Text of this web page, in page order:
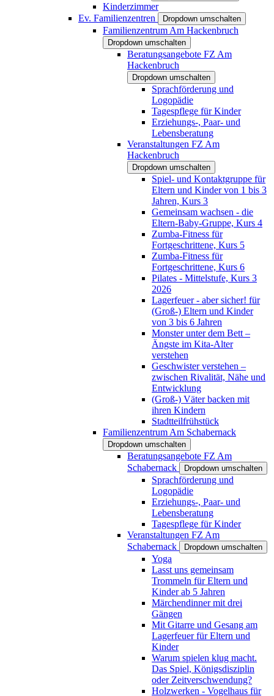
Kinderzimmer
Ev. Familienzentren
Dropdown umschalten
Familienzentrum Am Hackenbruch
Dropdown umschalten
Beratungsangebote FZ Am
Hackenbruch
Dropdown umschalten
Sprachförderung und
Logopädie
Tagespflege für Kinder
Erziehungs-, Paar- und
Lebensberatung
Veranstaltungen FZ Am
Hackenbruch
Dropdown umschalten
Spiel- und Kontaktgruppe für
Eltern und Kinder von 1 bis 3
Jahren, Kurs 3
Gemeinsam wachsen - die
Eltern-Baby-Gruppe, Kurs 4
Zumba-Fitness für
Fortgeschrittene, Kurs 5
Zumba-Fitness für
Fortgeschrittene, Kurs 6
Pilates - Mittelstufe, Kurs 3
2026
Lagerfeuer - aber sicher! für
(Groß-) Eltern und Kinder
von 3 bis 6 Jahren
Monster unter dem Bett –
Ängste im Kita-Alter
verstehen
Geschwister verstehen –
zwischen Rivalität, Nähe und
Entwicklung
(Groß-) Väter backen mit
ihren Kindern
Stadtteilfrühstück
Familienzentrum Am Schabernack
Dropdown umschalten
Beratungsangebote FZ Am
Schabernack
Dropdown umschalten
Sprachförderung und
Logopädie
Erziehungs-, Paar- und
Lebensberatung
Tagespflege für Kinder
Veranstaltungen FZ Am
Schabernack
Dropdown umschalten
Yoga
Lasst uns gemeinsam
Trommeln für Eltern und
Kinder ab 5 Jahren
Märchendinner mit drei
Gängen
Mit Gitarre und Gesang am
Lagerfeuer für Eltern und
Kinder
Warum spielen klug macht.
Das Spiel, Königsdisziplin
oder Zeitverschwendung?
Holzwerken - Vogelhaus für